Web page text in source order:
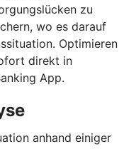
zu
wo es darauf
Optimieren
direkt in
App.
anhand einiger